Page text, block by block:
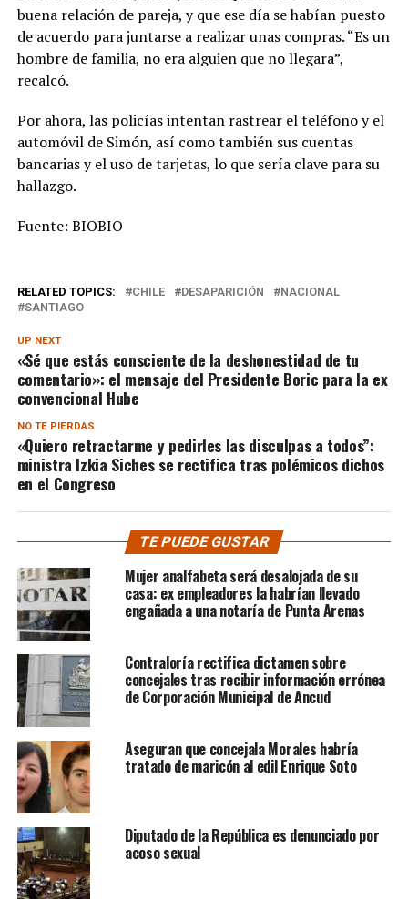
buena relación de pareja, y que ese día se habían puesto
de acuerdo para juntarse a realizar unas compras. “Es un
hombre de familia, no era alguien que no llegara”,
recalcó.
Por ahora, las policías intentan rastrear el teléfono y el
automóvil de Simón, así como también sus cuentas
bancarias y el uso de tarjetas, lo que sería clave para su
hallazgo.
Fuente: BIOBIO
RELATED TOPICS: CHILE DESAPARICIÓN
NACIONAL
SANTIAGO
UP NEXT
«Sé que estás consciente de la deshonestidad de tu
comentario»: el mensaje del Presidente Boric para la ex
convencional Hube
NO TE PIERDAS
«Quiero retractarme y pedirles las disculpas a todos”:
ministra Izkia Siches se rectifica tras polémicos dichos
en el Congreso
TE PUEDE GUSTAR
Mujer analfabeta será desalojada de su
casa: ex empleadores la habrían llevado
engañada a una notaría de Punta Arenas
Contraloría rectifica dictamen sobre
concejales tras recibir información errónea
de Corporación Municipal de Ancud
Aseguran que concejala Morales habría
tratado de maricón al edil Enrique Soto
Diputado de la República es denunciado por
acoso sexual